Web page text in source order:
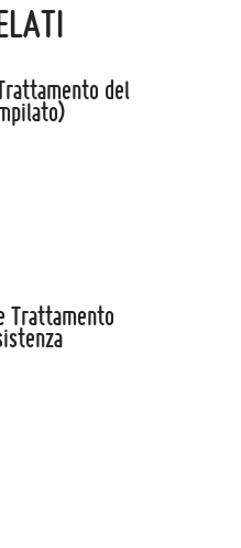
del
Trattamento